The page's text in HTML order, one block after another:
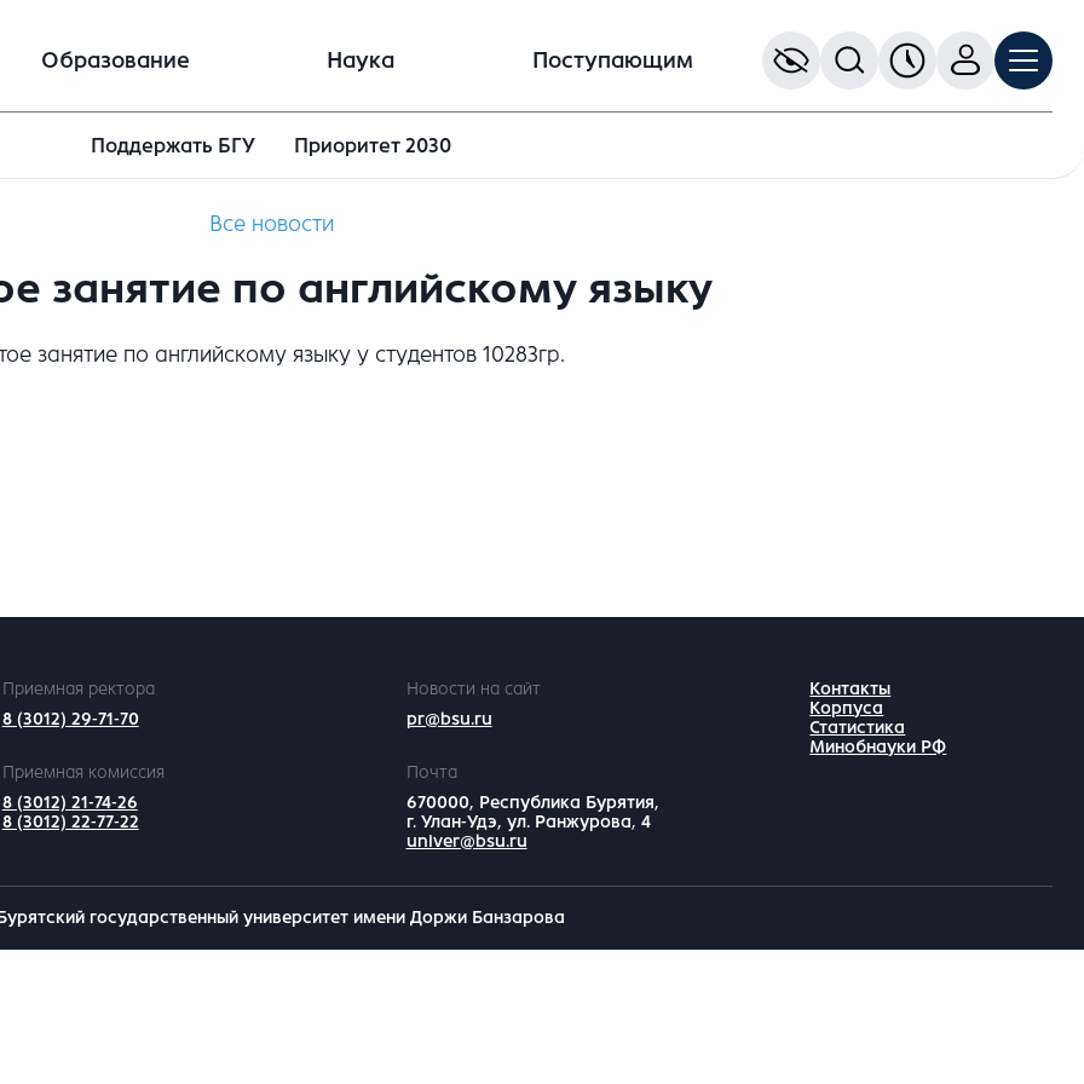
Образование Наука Поступающим
Поддержать БГУ Приоритет 2030
Все новости
занятие по английскому языку
занятие по английскому языку у студентов 10283гр.
Приемная ректора
8 (3012) 29-71-70
Новости на сайт
pr@bsu.ru
Приемная комиссия
8 (3012) 21-74-26
8 (3012) 22-77-22
Почта
670000, Республика Бурятия,
г. Улан-Удэ, ул. Ранжурова, 4
univer@bsu.ru
Контакты
Корпуса
Статистика
Минобнауки РФ
государственный университет имени Доржи Банзарова